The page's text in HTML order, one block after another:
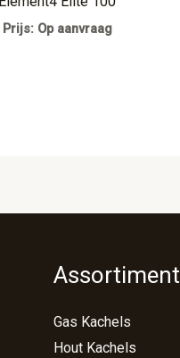
Prijs: Op aanvraag
Assortiment
Gas Kachels
Hout Kachels